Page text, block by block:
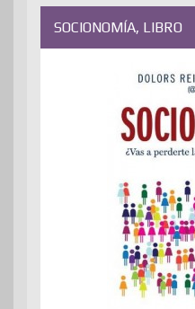
SOCIONOMÍA, LIBRO